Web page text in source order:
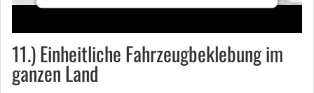
11.) Einheitliche Fahrzeugbeklebung im
ganzen Land